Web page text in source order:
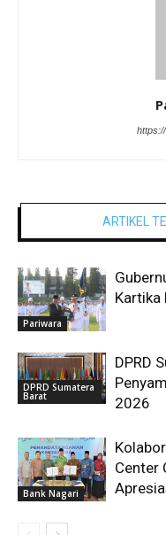
ARTIKEL
Pariwara
Kartika
DPRD Sumatera
Barat
DPRD
2026
Bank Nagari
Center